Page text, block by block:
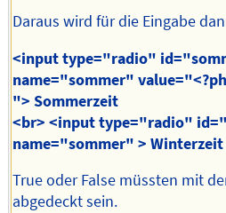
Daraus wird für die Eingabe
<input type="radio"
name="sommer"
"> Sommerzeit
<br> <input type="radio"
name="sommer" > Winterzeit
True oder False müssten mit
abgedeckt sein.